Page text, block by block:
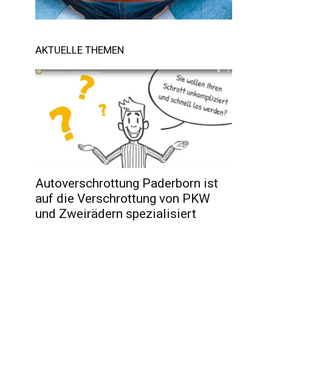
AKTUELLE THEMEN
Autoverschrottung Paderborn ist
auf die Verschrottung von PKW
und Zweirädern spezialisiert